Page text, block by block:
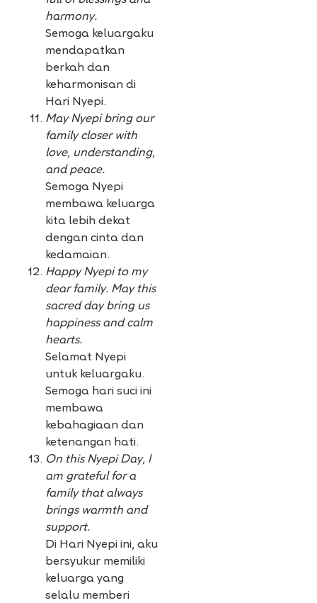
harmony.
Semoga keluargaku
mendapatkan
berkah dan
keharmonisan di
Hari Nyepi.
May Nyepi bring our
family closer with
love, understanding,
and peace.
Semoga Nyepi
membawa keluarga
kita lebih dekat
dengan cinta dan
kedamaian.
Happy Nyepi to my
dear family. May this
sacred day bring us
happiness and calm
hearts.
Selamat Nyepi
untuk keluargaku.
Semoga hari suci ini
membawa
kebahagiaan dan
ketenangan hati.
On this Nyepi Day, I
am grateful for a
family that always
brings warmth and
support.
Di Hari Nyepi ini, aku
bersyukur memiliki
keluarga yang
selalu memberi